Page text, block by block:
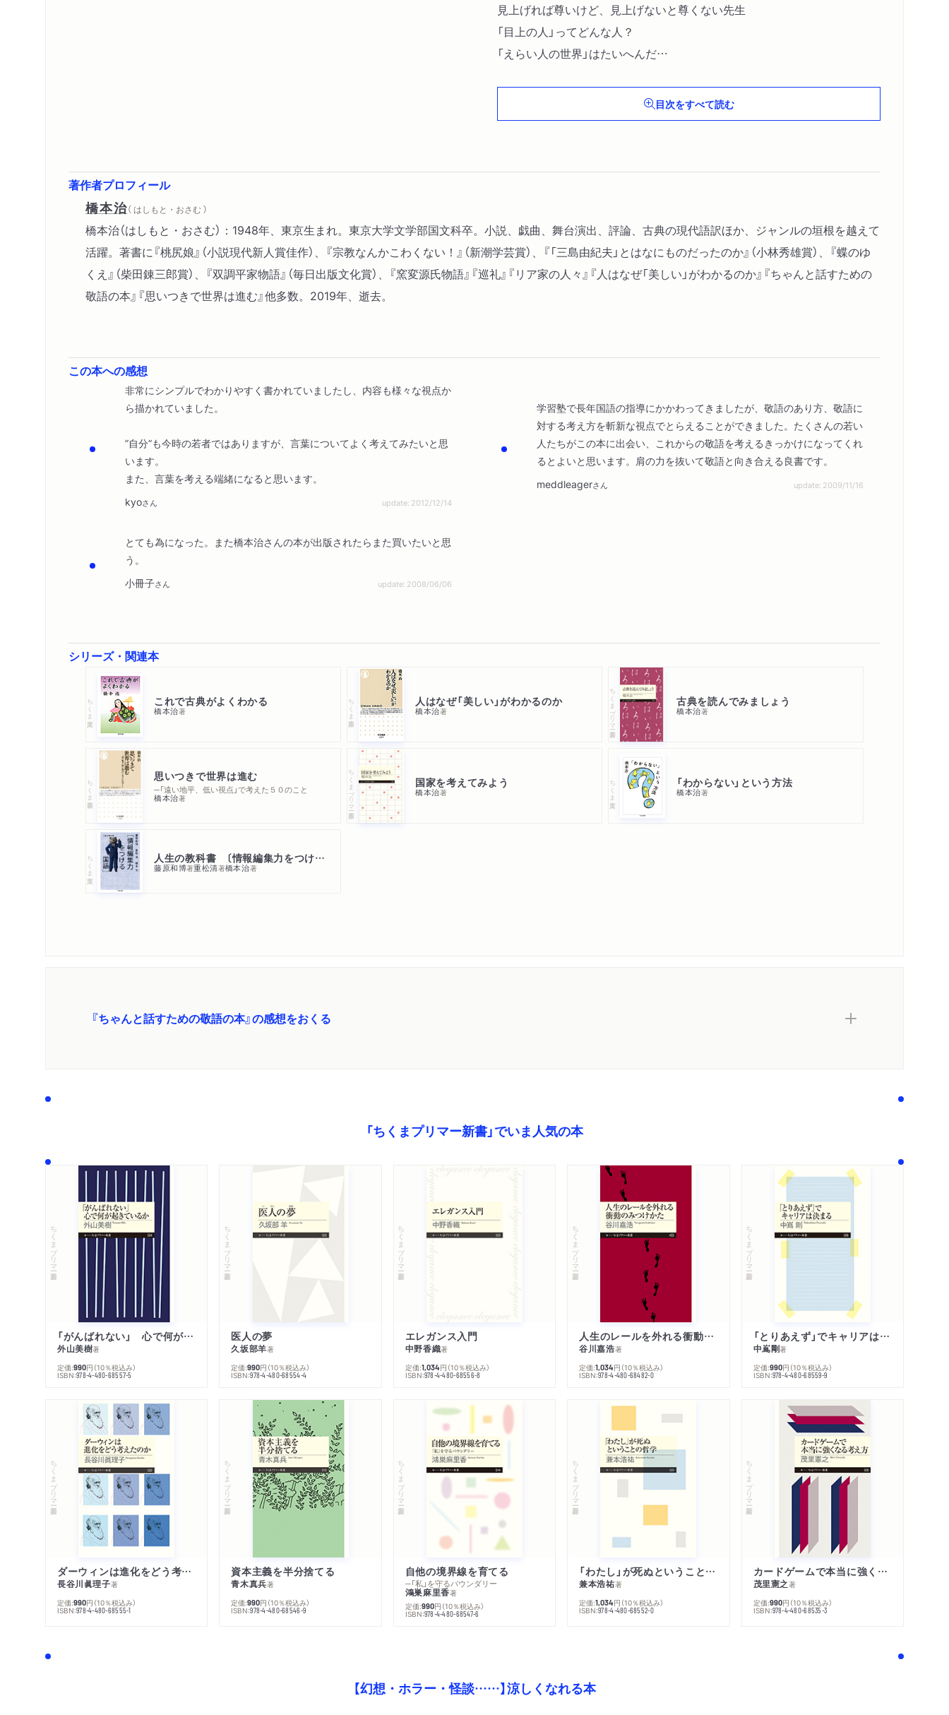
見上げれば尊いけど、見上げないと尊くない先生
「目上の人」ってどんな人？
「えらい人の世界」はたいへんだ
尊敬したくない相手に「尊敬の敬語」を使う理由
えらい人はなぜ「先生」と呼ばれるのか
日本語には豊かな表現がある
敬語は時代によって変わる
やっぱり敬語が必要なわけ
目次をすべて読む
著作者プロフィール
橋本治（ はしもと・おさむ ）
橋本治（はしもと・おさむ）：1948年、東京生まれ。東京大学文学部国文科卒。小説、戯曲、舞台演出、評論、古典の現代語訳ほか、ジャンルの垣根を越えて
活躍。著書に『桃尻娘』（小説現代新人賞佳作）、『宗教なんかこわくない！』（新潮学芸賞）、『「三島由紀夫」とはなにものだったのか』（小林秀雄賞）、『蝶のゆ
くえ』（柴田錬三郎賞）、『双調平家物語』（毎日出版文化賞）、『窯変源氏物語』『巡礼』『リア家の人々』『人はなぜ「美しい」がわかるのか』『ちゃんと話すための
敬語の本』『思いつきで世界は進む』他多数。2019年、逝去。
この本への感想
非常にシンプルでわかりやすく書かれていましたし、内容も様々な視点か
ら描かれていました。
”自分”も今時の若者ではありますが、言葉についてよく考えてみたいと思
います。
また、言葉を考える端緒になると思います。
kyoさん update: 2012/12/14
学習塾で長年国語の指導にかかわってきましたが、敬語のあり方、敬語に
対する考え方を斬新な視点でとらえることができました。たくさんの若い
人たちがこの本に出会い、これからの敬語を考えるきっかけになってくれ
るとよいと思います。肩の力を抜いて敬語と向き合える良書です。
meddleagerさん update: 2009/11/16
とても為になった。また橋本治さんの本が出版されたらまた買いたいと思
う。
小冊子さん update: 2008/06/06
シリーズ・関連本
ちくま文庫 これで古典がよくわかる
橋本治著 ちくま新書 人はなぜ「美しい」がわかるのか
橋本治著 ちくまプリマー新書 古典を読んでみましょう
橋本治著
ちくま新書 思いつきで世界は進む
─「遠い地平、低い視点」で考えた５０のこと
橋本治著 ちくまプリマー新書 国家を考えてみよう
橋本治著 ちくま文庫 「わからない」という方法
橋本治著
ちくま文庫 人生の教科書 〔情報編集力をつける国語〕
藤原和博著重松清著橋本治著
『ちゃんと話すための敬語の本』の感想をおくる
「ちくまプリマー新書」でいま人気の本
ちくまプリマー新書
「がんばれない」 心で何が起きているか
外山美樹著
定価:990円 （10％税込み）
ISBN:978-4-480-68557-5
ちくまプリマー新書
医人の夢
久坂部羊著
定価:990円 （10％税込み）
ISBN:978-4-480-68554-4
ちくまプリマー新書
エレガンス入門
中野香織著
定価:1,034円 （10％税込み）
ISBN:978-4-480-68556-8
ちくまプリマー新書
人生のレールを外れる衝動のみつけかた
谷川嘉浩著
定価:1,034円 （10％税込み）
ISBN:978-4-480-68482-0
ちくまプリマー新書
「とりあえず」でキャリアは決まる
中嶌剛著
定価:990円 （10％税込み）
ISBN:978-4-480-68559-9
ちくまプリマー新書
ダーウィンは進化をどう考えたのか
長谷川眞理子著
定価:990円 （10％税込み）
ISBN:978-4-480-68555-1
ちくまプリマー新書
資本主義を半分捨てる
青木真兵著
定価:990円 （10％税込み）
ISBN:978-4-480-68546-9
ちくまプリマー新書
自他の境界線を育てる
─「私」を守るバウンダリー
鴻巣麻里香著
定価:990円 （10％税込み）
ISBN:978-4-480-68547-6
ちくまプリマー新書
「わたし」が死ぬということの哲学
兼本浩祐著
定価:1,034円 （10％税込み）
ISBN:978-4-480-68552-0
ちくまプリマー新書
カードゲームで本当に強くなる考え方
茂里憲之著
定価:990円 （10％税込み）
ISBN:978-4-480-68535-3
【幻想・ホラー・怪談……】涼しくなれる本